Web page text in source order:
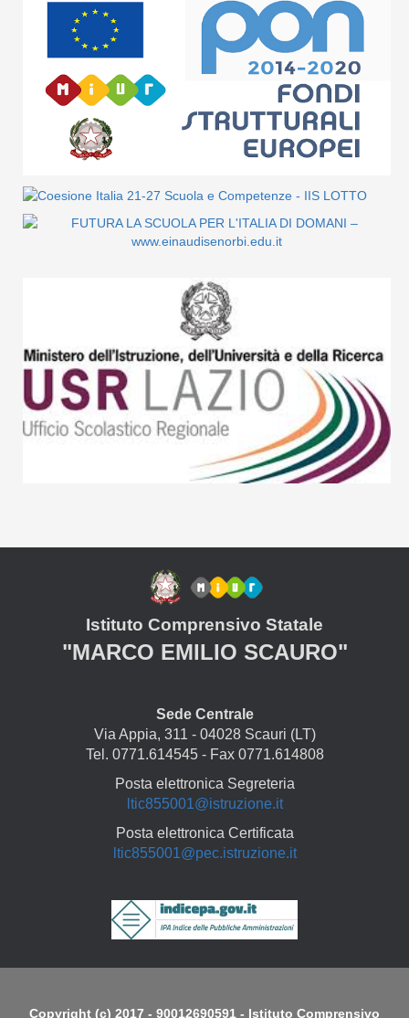
Istituto Comprensivo Statale
"MARCO EMILIO SCAURO"
Sede Centrale
Via Appia, 311 - 04028 Scauri (LT)
Tel. 0771.614545 - Fax 0771.614808
Posta elettronica Segreteria
ltic855001@istruzione.it
Posta elettronica Certificata
ltic855001@pec.istruzione.it
Copyright (c) 2017 - 90012690591 - Istituto Comprensivo